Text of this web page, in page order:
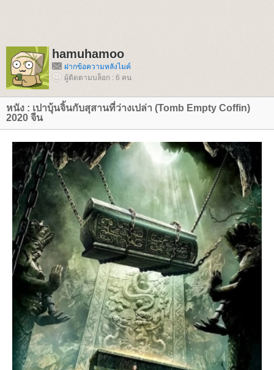
hamuhamoo
ฝากข้อความหลังไมค์
ผู้ติดตามบล็อก : 6 คน
หนัง : เปาบุ้นจิ้นกับสุสานที่ว่างเปล่า (Tomb Empty Coffin)
2020 จีน